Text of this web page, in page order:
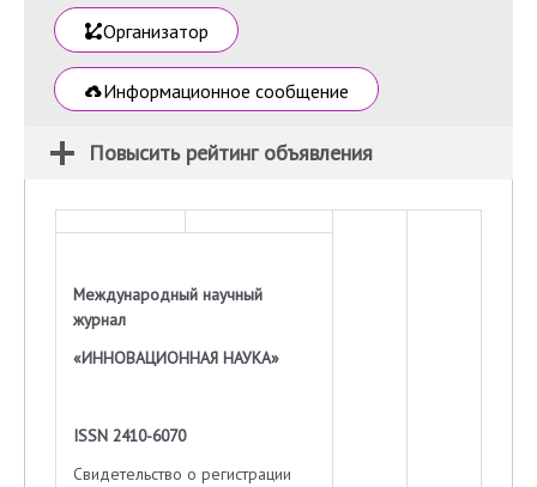
Организатор
Информационное сообщение
Повысить рейтинг объявления
Международный научный
журнал
«ИННОВАЦИОННАЯ НАУКА»
ISSN 2410-6070
Свидетельство о регистрации